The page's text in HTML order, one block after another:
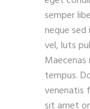
semper
neque
vel, luts
tempus.
venenatis